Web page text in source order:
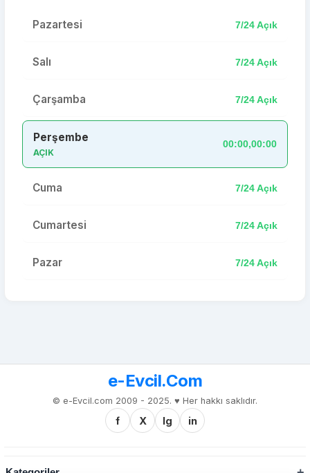
Pazartesi 7/24 Açık
Salı 7/24 Açık
Çarşamba 7/24 Açık
Perşembe
AÇIK
00:00,00:00
Cuma 7/24 Açık
Cumartesi 7/24 Açık
Pazar 7/24 Açık
e-Evcil.Com
© e-Evcil.com 2009 - 2025. ♥️ Her hakkı saklıdır.
f X Ig in